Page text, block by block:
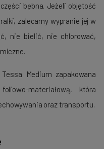
bębna. Jeżeli objętość
zalecamy wypranie jej w
nie bielić, nie chlorować,
Medium zapakowana
materiałową, która
oraz transportu.